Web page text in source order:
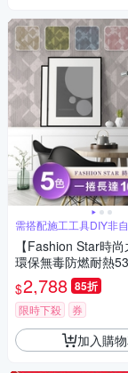
需搭配施工工具DIY非
【Fashion Star時
環保無毒防燃耐熱
不規則幾何壁紙/壁貼
$2,788 85折
限時下殺 券
加入購